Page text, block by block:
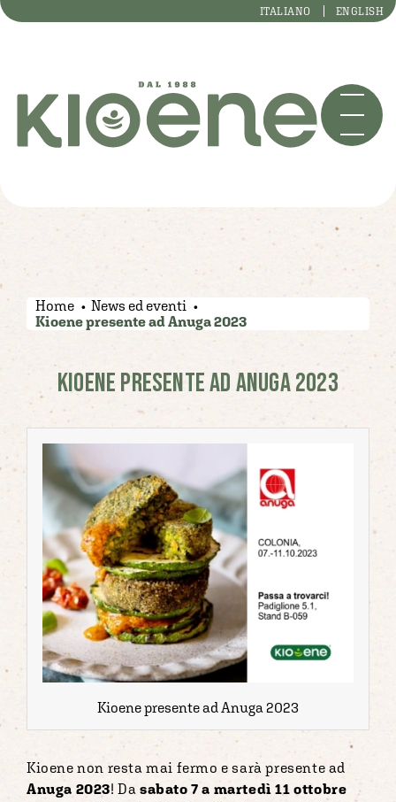
ITALIANO ENGLISH
Home News ed eventi
Kioene presente ad Anuga 2023
KIOENE PRESENTE AD ANUGA 2023
Kioene presente ad Anuga 2023
Kioene non resta mai fermo e sarà presente ad
Anuga 2023! Da sabato 7 a martedì 11 ottobre